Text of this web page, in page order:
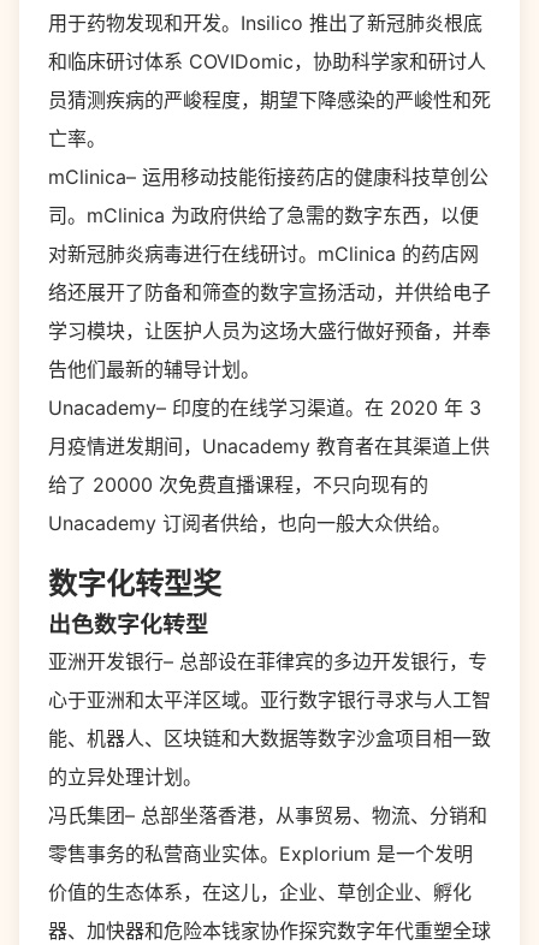
用于药物发现和开发。Insilico 推出了新冠肺炎根底
和临床研讨体系 COVIDomic，协助科学家和研讨人
员猜测疾病的严峻程度，期望下降感染的严峻性和死
亡率。
mClinica– 运用移动技能衔接药店的健康科技草创公
司。mClinica 为政府供给了急需的数字东西，以便
对新冠肺炎病毒进行在线研讨。mClinica 的药店网
络还展开了防备和筛查的数字宣扬活动，并供给电子
学习模块，让医护人员为这场大盛行做好预备，并奉
告他们最新的辅导计划。
Unacademy– 印度的在线学习渠道。在 2020 年 3
月疫情迸发期间，Unacademy 教育者在其渠道上供
给了 20000 次免费直播课程，不只向现有的
Unacademy 订阅者供给，也向一般大众供给。
数字化转型奖
出色数字化转型
亚洲开发银行– 总部设在菲律宾的多边开发银行，专
心于亚洲和太平洋区域。亚行数字银行寻求与人工智
能、机器人、区块链和大数据等数字沙盒项目相一致
的立异处理计划。
冯氏集团– 总部坐落香港，从事贸易、物流、分销和
零售事务的私营商业实体。Explorium 是一个发明
价值的生态体系，在这儿，企业、草创企业、孵化
器、加快器和危险本钱家协作探究数字年代重塑全球